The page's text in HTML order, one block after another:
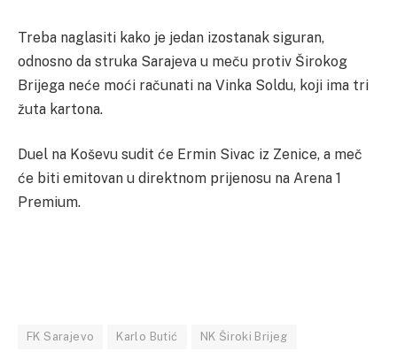
Treba naglasiti kako je jedan izostanak siguran,
odnosno da struka Sarajeva u meču protiv Širokog
Brijega neće moći računati na Vinka Soldu, koji ima tri
žuta kartona.
Duel na Koševu sudit će Ermin Sivac iz Zenice, a meč
će biti emitovan u direktnom prijenosu na Arena 1
Premium.
FK Sarajevo Karlo Butić NK Široki Brijeg